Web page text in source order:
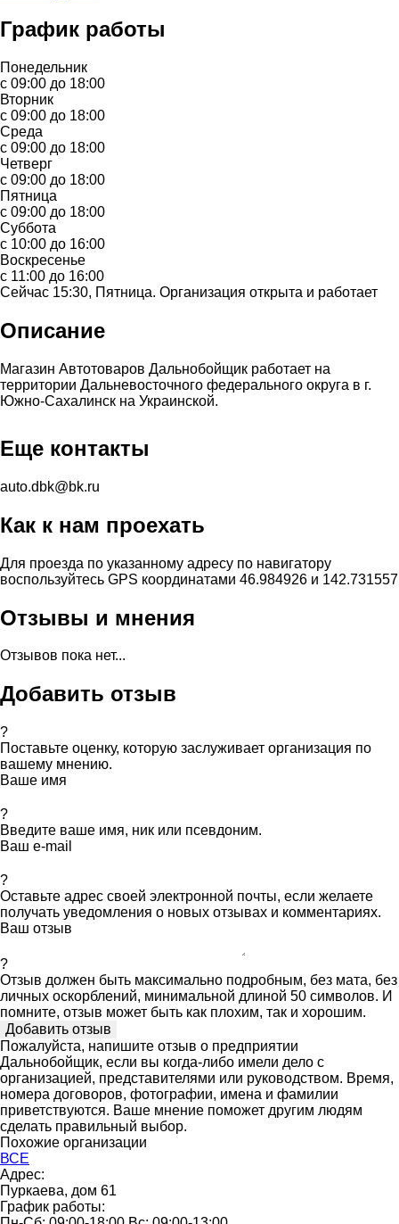
График работы
Понедельник
с 09:00 до 18:00
Вторник
с 09:00 до 18:00
Среда
с 09:00 до 18:00
Четверг
с 09:00 до 18:00
Пятница
с 09:00 до 18:00
Суббота
с 10:00 до 16:00
Воскресенье
с 11:00 до 16:00
Сейчас 15:30, Пятница. Организация открыта и работает
Описание
Магазин Автотоваров Дальнобойщик работает на
территории Дальневосточного федерального округа в г.
Южно-Сахалинск на Украинской.
Еще контакты
auto.dbk@bk.ru
Как к нам проехать
Для проезда по указанному адресу по навигатору
воспользуйтесь GPS координатами 46.984926 и 142.731557
Отзывы и мнения
Отзывов пока нет...
Добавить отзыв
?
Поставьте оценку, которую заслуживает организация по
вашему мнению.
Ваше имя
?
Введите ваше имя, ник или псевдоним.
Ваш e-mail
?
Оставьте адрес своей электронной почты, если желаете
получать уведомления о новых отзывах и комментариях.
Ваш отзыв
?
Отзыв должен быть максимально подробным, без мата, без
личных оскорблений, минимальной длиной 50 символов. И
помните, отзыв может быть как плохим, так и хорошим.
Пожалуйста, напишите отзыв о предприятии
Дальнобойщик, если вы когда-либо имели дело с
организацией, представителями или руководством. Время,
номера договоров, фотографии, имена и фамилии
приветствуются. Ваше мнение поможет другим людям
сделать правильный выбор.
Похожие организации
ВСЕ
Адрес:
Пуркаева, дом 61
График работы: